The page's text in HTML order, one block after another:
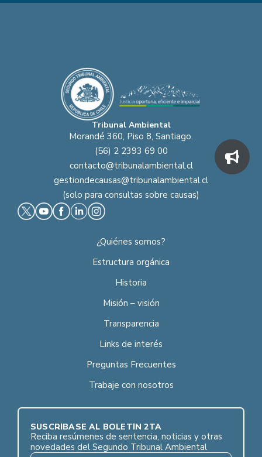
Tribunal Ambiental
Morandé 360, Piso 8, Santiago.
(56) 2 2393 69 00
contacto@tribunalambiental.cl
gestiondecausas@tribunalambiental.cl
(solo para consultas sobre causas)
¿Quiénes somos?
Estructura orgánica
Historia
Misión – visión
Transparencia
Links de interés
Preguntas Frecuentes
Trabaje con nosotros
SUSCRÍBASE AL BOLETÍN 2TA
Reciba resúmenes de sentencia, noticias y otras
novedades del Segundo Tribunal Ambiental